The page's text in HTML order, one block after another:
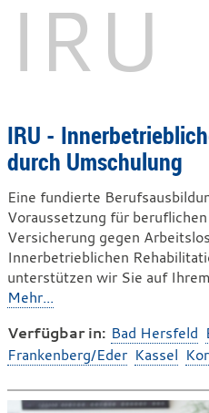
IRU
IRU -
durch Umschulung
Eine fundierte
Voraussetzung für
Versicherung gegen
Innerbetrieblichen
unterstützen wir Sie auf
Mehr...
Verfügbar in: Bad Hersfeld
Frankenberg/Eder Kassel